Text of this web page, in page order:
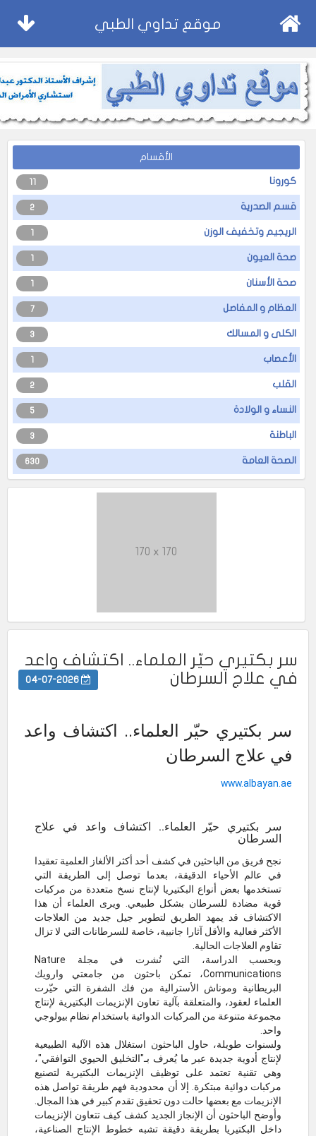
موقع تداوي الطبي
الأقسام
كورونا 11
قسم الصدرية 2
الريجيم وتخفيف الوزن 1
صحة العيون 1
صحة الأسنان 1
العظام و المفاصل 7
الكلى و المسالك 3
الأعصاب 1
القلب 2
النساء و الولادة 5
الباطنة 3
الصحة العامة 630
170 x 170
سر بكتيري حيّر العلماء.. اكتشاف واعد
في علاج السرطان
سر بكتيري حيّر العلماء.. اكتشاف واعد
في علاج السرطان
www.albayan.ae
سر بكتيري حيّر العلماء.. اكتشاف واعد في علاج
السرطان
نجح فريق من الباحثين في كشف أحد أكثر الألغاز العلمية تعقيدا
في عالم الأحياء الدقيقة، بعدما توصل إلى الطريقة التي
تستخدمها بعض أنواع البكتيريا لإنتاج نسخ متعددة من مركبات
قوية مضادة للسرطان بشكل طبيعي. ويرى العلماء أن هذا
الاكتشاف قد يمهد الطريق لتطوير جيل جديد من العلاجات
الأكثر فعالية والأقل آثارا جانبية، خاصة للسرطانات التي لا تزال
تقاوم العلاجات الحالية.
وبحسب الدراسة، التي نُشرت في مجلة Nature
Communications، تمكن باحثون من جامعتي وارويك
البريطانية وموناش الأسترالية من فك الشفرة التي حيّرت
العلماء لعقود، والمتعلقة بآلية تعاون الإنزيمات البكتيرية لإنتاج
مجموعة متنوعة من المركبات الدوائية باستخدام نظام بيولوجي
واحد.
ولسنوات طويلة، حاول الباحثون استغلال هذه الآلية الطبيعية
لإنتاج أدوية جديدة عبر ما يُعرف بـ"التخليق الحيوي التوافقي"،
وهي تقنية تعتمد على توظيف الإنزيمات البكتيرية لتصنيع
مركبات دوائية مبتكرة. إلا أن محدودية فهم طريقة تواصل هذه
الإنزيمات مع بعضها حالت دون تحقيق تقدم كبير في هذا المجال.
وأوضح الباحثون أن الإنجاز الجديد كشف كيف تتعاون الإنزيمات
داخل البكتيريا بطريقة دقيقة تشبه خطوط الإنتاج الصناعية،